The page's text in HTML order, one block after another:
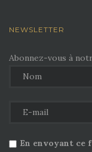
NEWSLETTER
Abonnez-vous à
En envoyant ce